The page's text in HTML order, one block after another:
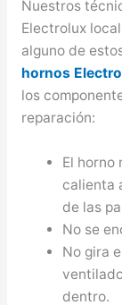
Nuestros
Electrolux
alguno de
hornos
los
reparación:
El horno
calienta
de las
No se
No gira
dentro.